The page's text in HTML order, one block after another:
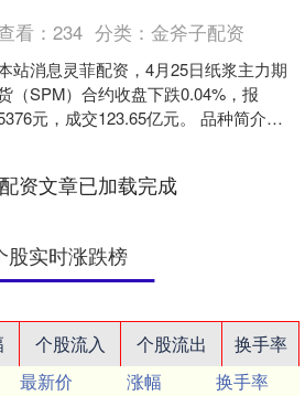
看：234 分类：金斧子配资
站消息灵菲配资，4月25日纸浆主力期
（SPM）合约收盘下跌0.04%，报
元，成交123.65亿元。 品种简介：
资文章已加载完成
股实时涨跌榜
个股流入 个股流出
换手率
最新价 涨幅
换手率